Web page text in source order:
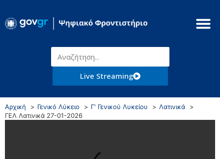
Live Streaming
Αρχική Γενικό Λύκειο Γ' Γενικού Λυκείου
Λατινικά
ΓΕΛ Λατινικά 27-01-2026